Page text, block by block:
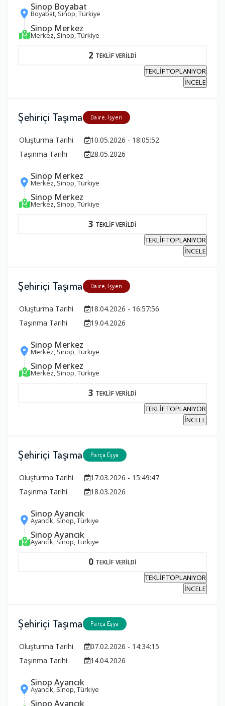
Sinop Boyabat
Boyabat, Sinop, Türkiye
Sinop Merkez
Merkez, Sinop, Türkiye
2 TEKLİF VERİLDİ
TEKLİF TOPLANIYOR
İNCELE
Şehiriçi Taşıma Daire, İşyeri
Oluşturma Tarihi
10.05.2026 - 18:05:52
Taşınma Tarihi
28.05.2026
Sinop Merkez
Merkez, Sinop, Türkiye
Sinop Merkez
Merkez, Sinop, Türkiye
3 TEKLİF VERİLDİ
TEKLİF TOPLANIYOR
İNCELE
Şehiriçi Taşıma Daire, İşyeri
Oluşturma Tarihi
18.04.2026 - 16:57:56
Taşınma Tarihi
19.04.2026
Sinop Merkez
Merkez, Sinop, Türkiye
Sinop Merkez
Merkez, Sinop, Türkiye
3 TEKLİF VERİLDİ
TEKLİF TOPLANIYOR
İNCELE
Şehiriçi Taşıma Parça Eşya
Oluşturma Tarihi
17.03.2026 - 15:49:47
Taşınma Tarihi
18.03.2026
Sinop Ayancık
Ayancık, Sinop, Türkiye
Sinop Ayancık
Ayancık, Sinop, Türkiye
0 TEKLİF VERİLDİ
TEKLİF TOPLANIYOR
İNCELE
Şehiriçi Taşıma Parça Eşya
Oluşturma Tarihi
07.02.2026 - 14:34:15
Taşınma Tarihi
14.04.2026
Sinop Ayancık
Ayancık, Sinop, Türkiye
Sinop Ayancık